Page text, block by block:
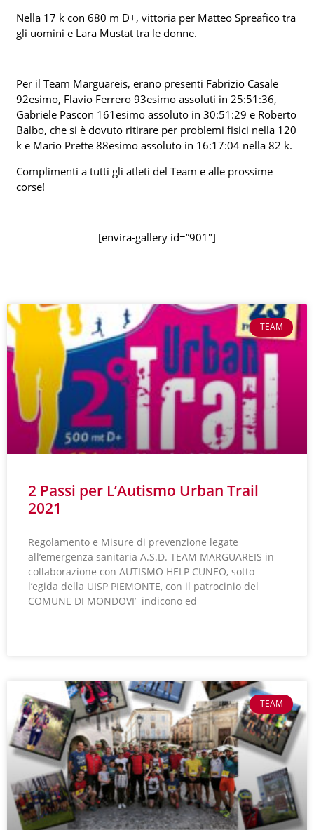
Nella 17 k con 680 m D+, vittoria per Matteo Spreafico tra
gli uomini e Lara Mustat tra le donne.
Per il Team Marguareis, erano presenti Fabrizio Casale
92esimo, Flavio Ferrero 93esimo assoluti in 25:51:36,
Gabriele Pascon 161esimo assoluto in 30:51:29 e Roberto
Balbo, che si è dovuto ritirare per problemi fisici nella 120
k e Mario Prette 88esimo assoluto in 16:17:04 nella 82 k.
Complimenti a tutti gli atleti del Team e alle prossime
corse!
[envira-gallery id=”901″]
TEAM
2 Passi per L’Autismo Urban Trail
2021
Regolamento e Misure di prevenzione legate
all’emergenza sanitaria A.S.D. TEAM MARGUAREIS in
collaborazione con AUTISMO HELP CUNEO, sotto
l’egida della UISP PIEMONTE, con il patrocinio del
COMUNE DI MONDOVI’ indicono ed
TEAM